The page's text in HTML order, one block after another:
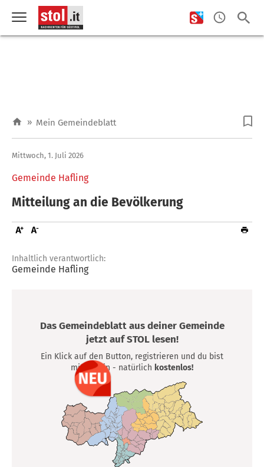
» Mein Gemeindeblatt
Gemeinde Hafling
Mittwoch, 1. Juli 2026
Mitteilung an die Bevölkerung
Inhaltlich verantwortlich:
Gemeinde Hafling
Das Gemeindeblatt aus deiner Gemeinde
jetzt auf STOL lesen!
Ein Klick auf den Button, registrieren und du bist
mittendrin - natürlich kostenlos!